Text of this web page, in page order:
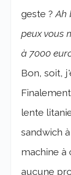
geste ?Ah
peux vous
à 7000
Bon, soit,
lente
sandwich
machine à
aucune